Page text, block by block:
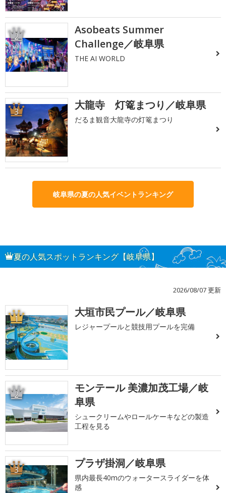
2
Asobeats Summer
Challenge／岐阜県
THE AI WORLD
3 大龍寺 灯篭まつり／岐阜県
だるま観音大龍寺の灯篭まつり
岐阜県の夏の人気イベントランキング
夏の人気スポットランキング【岐阜県】
2026/08/07 更新
1 大垣市民プール／岐阜県
レジャープールと競技用プールを完備
2
モンテール 美濃加茂工場／岐
阜県
シュークリームやロールケーキなどの製造
工程を見る
3 プラザ掛洞／岐阜県
県内最長40mのウォータースライダーを体
感